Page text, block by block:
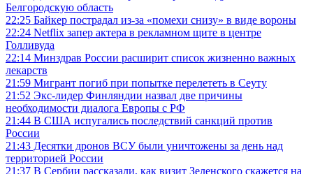
Белгородскую область
22:25 Байкер пострадал из-за «помехи снизу» в виде вороны
22:24 Netflix запер актера в рекламном щите в центре
Голливуда
22:14 Минздрав России расширит список жизненно важных
лекарств
21:59 Мигрант погиб при попытке перелететь в Сеуту
21:52 Экс-лидер Финляндии назвал две причины
необходимости диалога Европы с РФ
21:44 В США испугались последствий санкций против
России
21:43 Десятки дронов ВСУ были уничтожены за день над
территорией России
21:37 В Сербии рассказали, как визит Зеленского скажется на